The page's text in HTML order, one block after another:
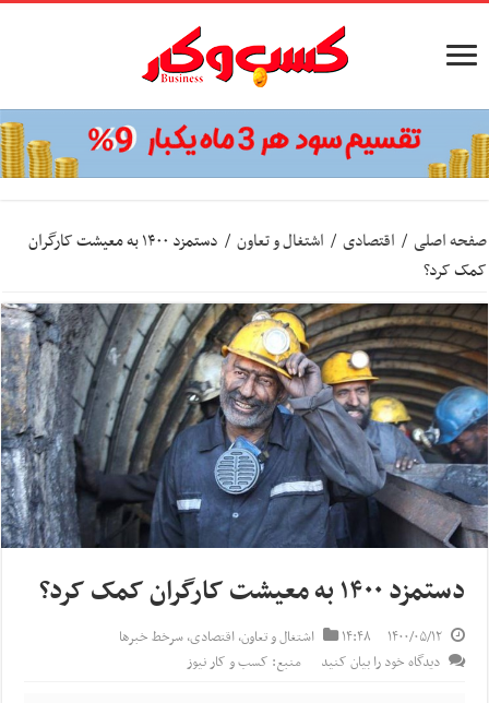
صفحه اصلی / اقتصادی / اشتغال و تعاون /
دستمزد ۱۴۰۰ به معیشت کارگران
کمک کرد؟
دستمزد ۱۴۰۰ به معیشت کارگران کمک کرد؟
۱۴۰۰/۰۵/۱۲ ۱۴:۴۸ اشتغال و تعاون,اقتصادی,سرخط خبرها
دیدگاه خود را بیان کنید
منبع: کسب و کار نیوز